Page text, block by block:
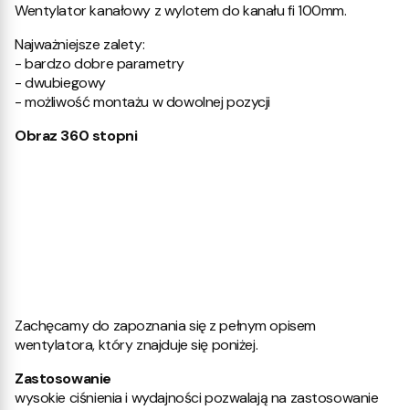
Wentylator kanałowy z wylotem do kanału fi 100mm.
Najważniejsze zalety:
- bardzo dobre parametry
- dwubiegowy
- możliwość montażu w dowolnej pozycji
Obraz 360 stopni
Zachęcamy do zapoznania się z pełnym opisem
wentylatora, który znajduje się poniżej.
Zastosowanie
wysokie ciśnienia i wydajności pozwalają na zastosowanie